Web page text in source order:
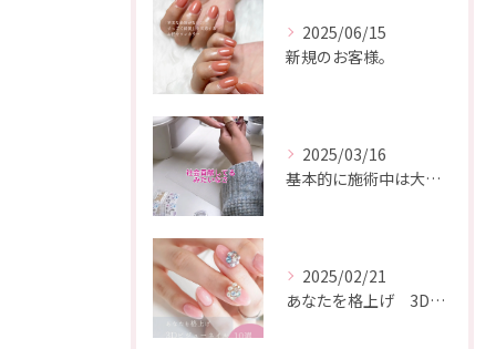
2025/06/15
新規のお客様。
2025/03/16
基本的に施術中は大爆笑しています😂
2025/02/21
あなたを格上げ 3Dビジューネイル10選